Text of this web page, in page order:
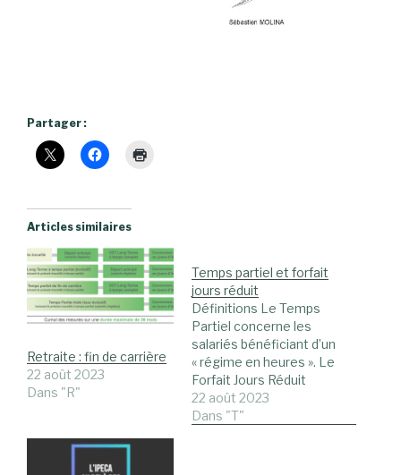
Partager :
Articles similaires
Retraite : fin de carrière
22 août 2023
Dans "R"
Temps partiel et forfait
jours réduit
Définitions Le Temps
Partiel concerne les
salariés bénéficiant d’un
« régime en heures ». Le
Forfait Jours Réduit
s’adresse aux salariés
en « forfait jours ». Le
22 août 2023
Dans "T"